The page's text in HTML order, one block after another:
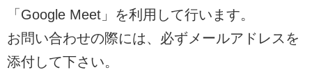
「Google Meet」を利用して行います。
お問い合わせの際には、必ずメールアドレスを
添付して下さい。